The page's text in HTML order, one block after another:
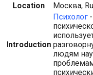
Location
Москва,
Introduction
Психолог
людям